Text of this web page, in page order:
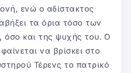
ενώ ο αδίστακτος
τα όρια τόσο των
όσο και της ψυχής του. Ο
να βρίσκει στο
Τέρενς το πατρικό